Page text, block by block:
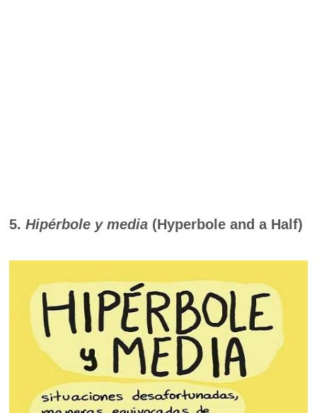
5.Hipérbole y media (Hyperbole and a Half)